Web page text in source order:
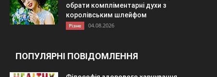
обрати компліментарні духи з
королівським шлейфом
Різне 04.08.2026
ПОПУЛЯРНІ ПОВІДОМЛЕННЯ